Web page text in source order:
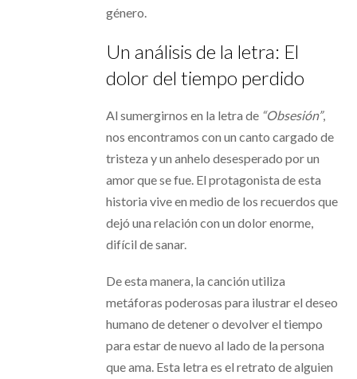
género.
Un análisis de la letra: El
dolor del tiempo perdido
Al sumergirnos en la letra de “Obsesión”,
nos encontramos con un canto cargado de
tristeza y un anhelo desesperado por un
amor que se fue. El protagonista de esta
historia vive en medio de los recuerdos que
dejó una relación con un dolor enorme,
difícil de sanar.
De esta manera, la canción utiliza
metáforas poderosas para ilustrar el deseo
humano de detener o devolver el tiempo
para estar de nuevo al lado de la persona
que ama. Esta letra es el retrato de alguien